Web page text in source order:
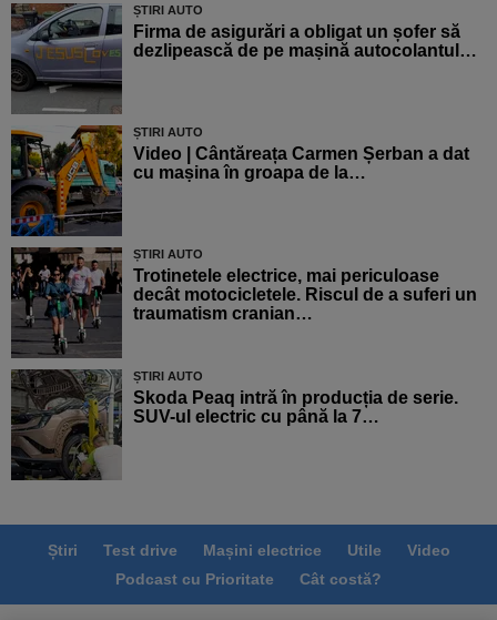
ȘTIRI AUTO
Firma de asigurări a obligat un șofer să
dezlipească de pe mașină autocolantul…
ȘTIRI AUTO
Video | Cântăreața Carmen Șerban a dat
cu mașina în groapa de la…
ȘTIRI AUTO
Trotinetele electrice, mai periculoase
decât motocicletele. Riscul de a suferi un
traumatism cranian…
ȘTIRI AUTO
Skoda Peaq intră în producția de serie.
SUV-ul electric cu până la 7…
Știri Test drive Mașini electrice Utile
Video
Podcast cu Prioritate
Cât costă?